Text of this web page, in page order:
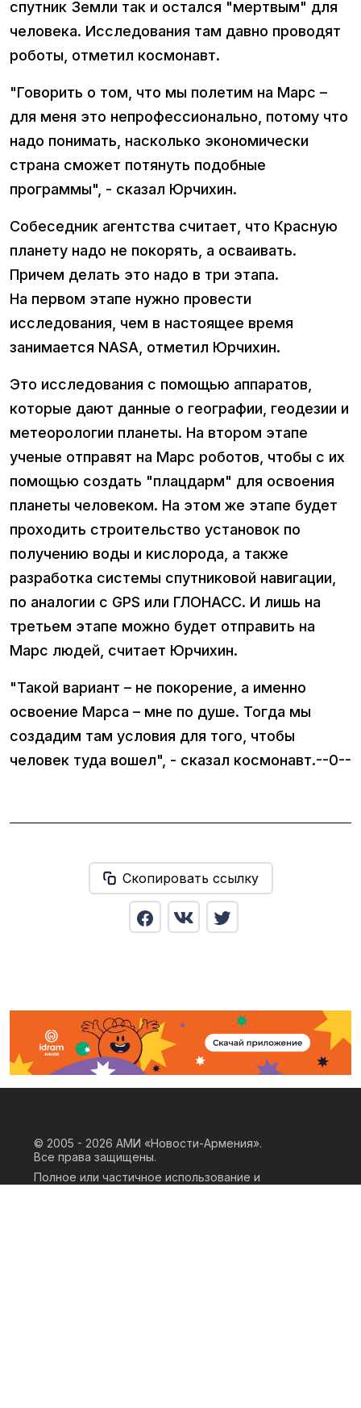
спутник Земли так и остался "мертвым" для
человека. Исследования там давно проводят
роботы, отметил космонавт.
"Говорить о том, что мы полетим на Марс –
для меня это непрофессионально, потому что
надо понимать, насколько экономически
страна сможет потянуть подобные
программы", - сказал Юрчихин.
Собеседник агентства считает, что Красную
планету надо не покорять, а осваивать.
Причем делать это надо в три этапа.
На первом этапе нужно провести
исследования, чем в настоящее время
занимается NASA, отметил Юрчихин.
Это исследования с помощью аппаратов,
которые дают данные о географии, геодезии и
метеорологии планеты. На втором этапе
ученые отправят на Марс роботов, чтобы с их
помощью создать "плацдарм" для освоения
планеты человеком. На этом же этапе будет
проходить строительство установок по
получению воды и кислорода, а также
разработка системы спутниковой навигации,
по аналогии с GPS или ГЛОНАСС. И лишь на
третьем этапе можно будет отправить на
Марс людей, считает Юрчихин.
"Такой вариант – не покорение, а именно
освоение Марса – мне по душе. Тогда мы
создадим там условия для того, чтобы
человек туда вошел", - сказал космонавт.--0--
Скопировать ссылку
© 2005 - 2026 АМИ «Новости-Армения».
Все права защищены.
Полное или частичное использование и